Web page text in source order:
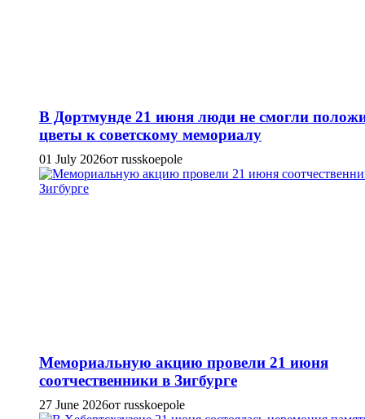
В Дортмунде 21 июня люди не смогли
цветы к советскому мемориалу
01 July 2026от russkoepole
Мемориальную акцию провели 21 июня
соотчественники в Зигбурге
27 June 2026от russkoepole